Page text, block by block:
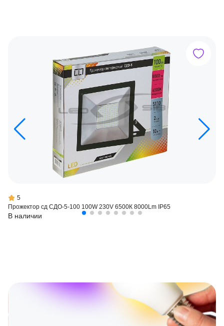
5
Прожектор сд СДО-5-100 100W 230V 6500К 8000Lm IP65
В наличии